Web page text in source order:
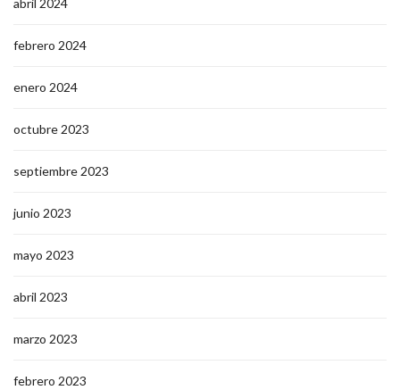
abril 2024
febrero 2024
enero 2024
octubre 2023
septiembre 2023
junio 2023
mayo 2023
abril 2023
marzo 2023
febrero 2023